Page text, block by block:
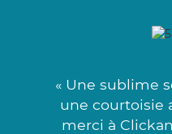
« Une sublime
une courtoisie
merci à